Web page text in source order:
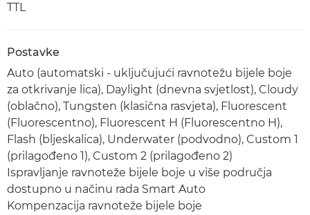
TTL
Postavke
Auto (automatski - uključujući ravnotežu bijele boje
za otkrivanje lica), Daylight (dnevna svjetlost), Cloudy
(oblačno), Tungsten (klasična rasvjeta), Fluorescent
(Fluorescentno), Fluorescent H (Fluorescentno H),
Flash (bljeskalica), Underwater (podvodno), Custom 1
(prilagođeno 1), Custom 2 (prilagođeno 2)
Ispravljanje ravnoteže bijele boje u više područja
dostupno u načinu rada Smart Auto
Kompenzacija ravnoteže bijele boje